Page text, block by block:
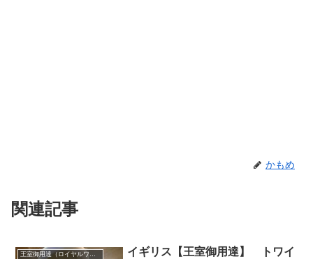
かもめ
関連記事
王室御用達（ロイヤルワラント）
イギリス【王室御用達】 トワイ